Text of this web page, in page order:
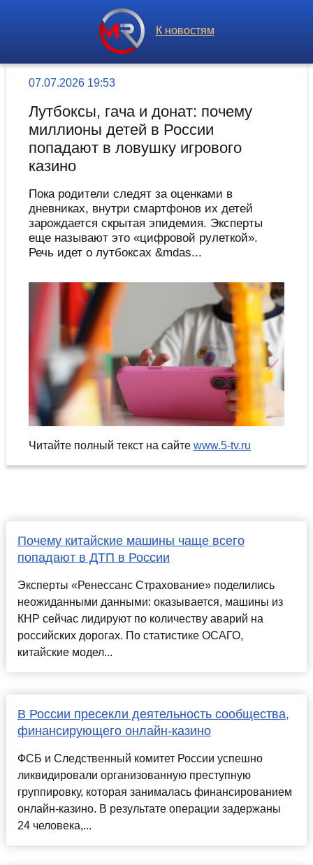
К новостям
07.07.2026 19:53
Лутбоксы, гача и донат: почему
миллионы детей в России
попадают в ловушку игрового
казино
Пока родители следят за оценками в
дневниках, внутри смартфонов их детей
зарождается скрытая эпидемия. Эксперты
еще называют это «цифровой рулеткой».
Речь идет о лутбоксах &mdas...
Читайте полный текст на сайте www.5-tv.ru
Почему китайские машины чаще всего
попадают в ДТП в России
Эксперты «Ренессанс Страхование» поделились
неожиданными данными: оказывается, машины из
КНР сейчас лидируют по количеству аварий на
российских дорогах. По статистике ОСАГО,
китайские модел...
В России пресекли деятельность сообщества,
финансирующего онлайн-казино
ФСБ и Следственный комитет России успешно
ликвидировали организованную преступную
группировку, которая занималась финансированием
онлайн-казино. В результате операции задержаны
24 человека,...